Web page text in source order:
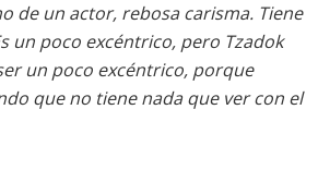
de un actor, rebosa carisma. Tiene
un poco excéntrico, pero Tzadok
un poco excéntrico, porque
que no tiene nada que ver con el